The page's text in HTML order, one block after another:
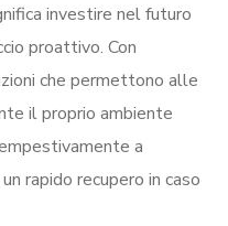
investire nel futuro
proattivo. Con
che permettono alle
il proprio ambiente
a
rapido recupero in caso